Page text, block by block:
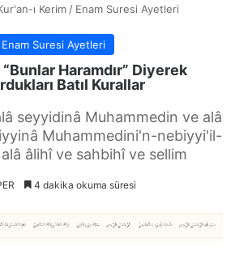
ı Kerim / Enam Suresi Ayetleri
Enam Suresi Ayetleri
Haramdır” Diyerek
Batıl Kurallar
seyyidinâ Muhammedin ve alâ
Muhammedini'n-nebiyyi'il-
âlihî ve sahbihî ve sellim
4 dakika okuma süresi